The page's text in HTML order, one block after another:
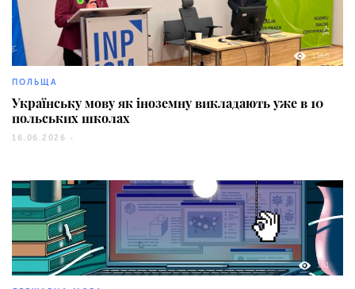
1566
ПОЛЬЩА
Українську мову як іноземну викладають уже в 10
польських школах
16.06.2026 -
161